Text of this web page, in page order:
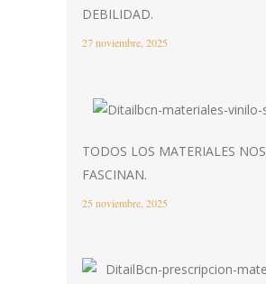
DEBILIDAD.
27 noviembre, 2025
TODOS LOS MATERIALES NOS
FASCINAN.
25 noviembre, 2025